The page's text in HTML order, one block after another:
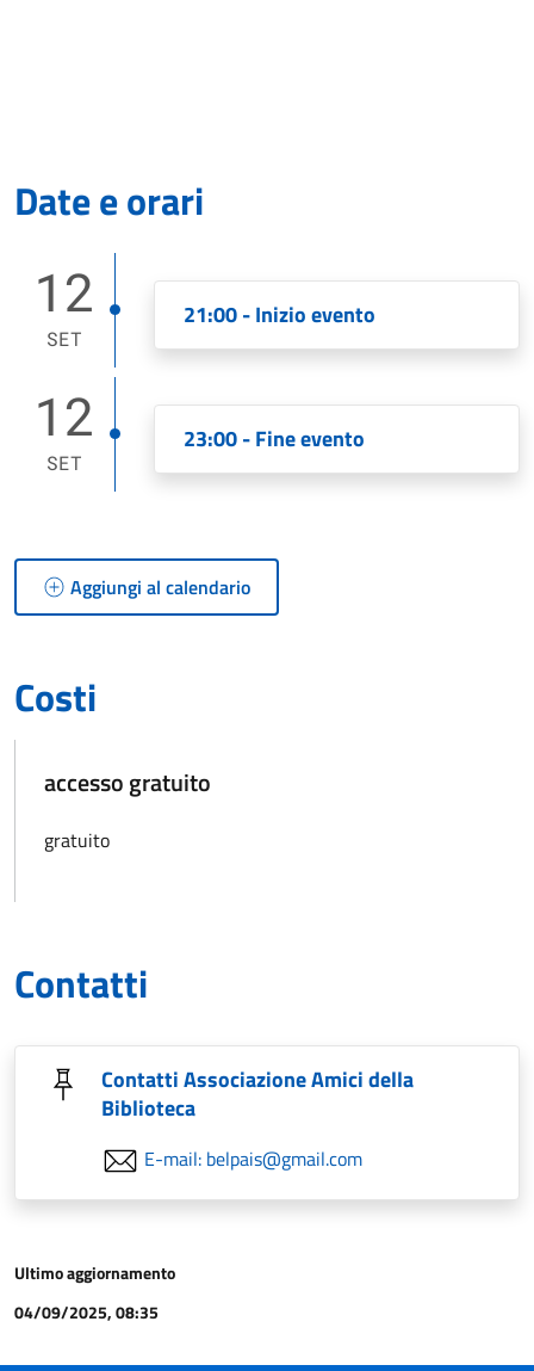
Date e orari
12
SET
21:00 - Inizio evento
12
SET
23:00 - Fine evento
Aggiungi al calendario
Costi
accesso gratuito
gratuito
Contatti
Contatti Associazione Amici della
Biblioteca
E-mail: belpais@gmail.com
Ultimo aggiornamento
04/09/2025, 08:35